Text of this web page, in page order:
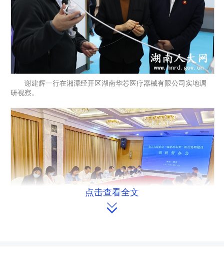
谢建辉一行在湘潭经开区湖南华芯医疗器械有限公司实地调
研视察。
点击查看全文
